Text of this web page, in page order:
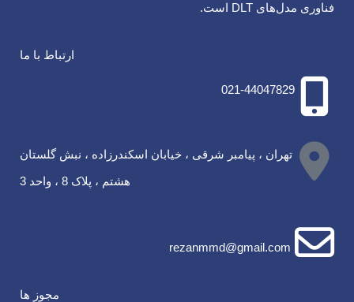
فناوری‌‌ مدل‌های DLT است.
ارتباط با ما
021-44047829
تهران ، پیامبر شرقی ، خیابان اسکندرزاده ، نبش گلستان
هشتم ، پلاک 8 ، واحد 3
rezanmmd@gmail.com
مجوز ها